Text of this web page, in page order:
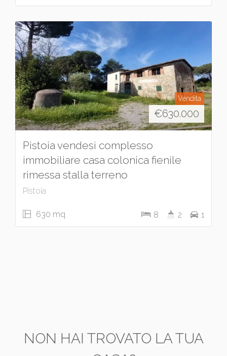
Vendita
€630.000
Pistoia vendesi complesso
immobiliare casa colonica fienile
rimessa stalla terreno
Pistoia
630 mq 8 2 1
NON HAI TROVATO LA TUA